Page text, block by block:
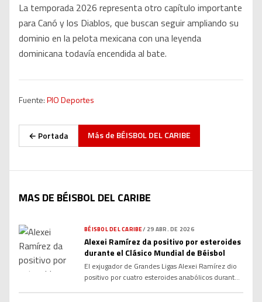
La temporada 2026 representa otro capítulo importante
para Canó y los Diablos, que buscan seguir ampliando su
dominio en la pelota mexicana con una leyenda
dominicana todavía encendida al bate.
Fuente:PIO Deportes
← Portada Más de BÉISBOL DEL CARIBE
MAS DE BÉISBOL DEL CARIBE
BÉISBOL DEL CARIBE/ 29 ABR. DE 2026
Alexei Ramírez da positivo por esteroides
durante el Clásico Mundial de Béisbol
El exjugador de Grandes Ligas Alexei Ramírez dio
positivo por cuatro esteroides anabólicos durante